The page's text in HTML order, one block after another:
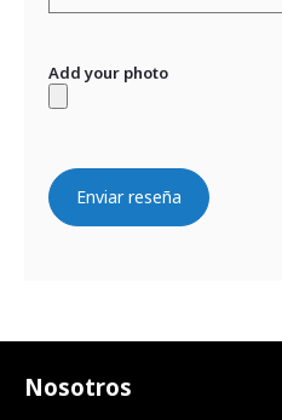
Add your photo
Enviar reseña
Nosotros